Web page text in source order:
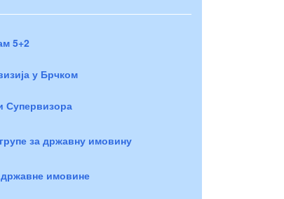
5+2
у Брчком
Супервизора
за државну имовину
имовине